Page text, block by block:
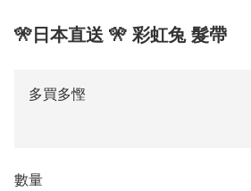
🎌日本直送 🎌 彩虹兔 髮帶
多買多慳
數量